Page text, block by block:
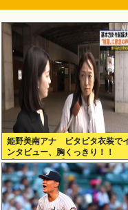
姫野美南アナ ピタピタ衣装で
ンタビュー、胸くっきり！！
【GIF動画あり】